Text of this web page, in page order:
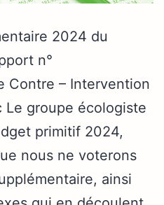
2024 du
n°
Contre – Intervention
Le groupe écologiste
primitif 2024,
nous ne voterons
ainsi